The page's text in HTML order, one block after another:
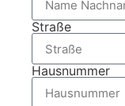
Straße
Hausnummer